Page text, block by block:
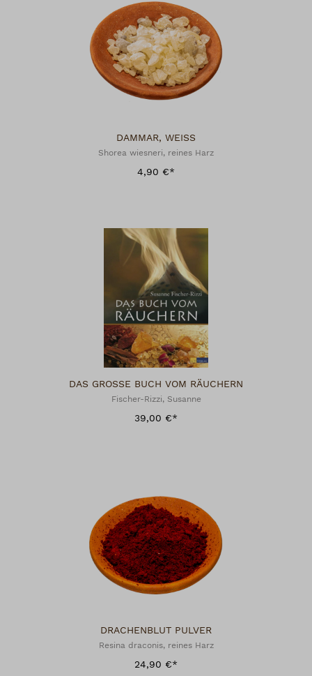
DAMMAR, WEISS
Shorea wiesneri, reines Harz
4,90 €*
DAS GROSSE BUCH VOM RÄUCHERN
Fischer-Rizzi, Susanne
39,00 €*
DRACHENBLUT PULVER
Resina draconis, reines Harz
24,90 €*